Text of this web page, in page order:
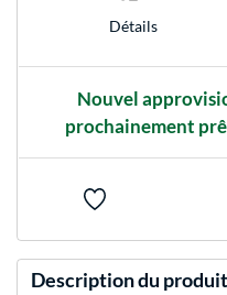
Détails
Nouvel
prochainement
Description du produit